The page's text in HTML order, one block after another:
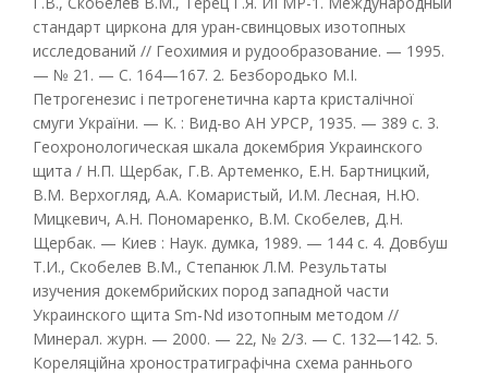
стандарт циркона для уран-свинцовых изотопных
исследований // Геохимия и рудообразование. — 1995.
— № 21. — С. 164—167. 2. Безбородько М.І.
Петрогенезис і петрогенетична карта кристалічної
смуги України. — К. : Вид-во АН УРСР, 1935. — 389 с. 3.
Геохронологическая шкала докембрия Украинского
щита / Н.П. Щербак, Г.В. Артеменко, Е.Н. Бартницкий,
В.М. Верхогляд, А.А. Комаристый, И.М. Лесная, Н.Ю.
Мицкевич, А.Н. Пономаренко, В.М. Скобелев, Д.Н.
Щербак. — Киев : Наук. думка, 1989. — 144 с. 4. Довбуш
Т.И., Скобелев В.М., Степанюк Л.М. Результаты
изучения докембрийских пород западной части
Украинского щита Sm-Nd изотопным методом //
Минерал. журн. — 2000. — 22, № 2/3. — С. 132—142. 5.
Кореляційна хроностратиграфічна схема раннього